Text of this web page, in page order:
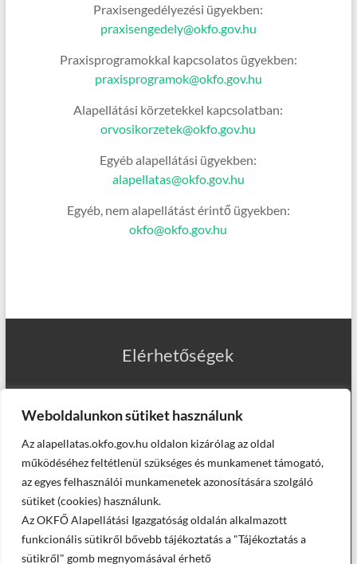
Weboldalunkon sütiket használunk
Az alapellatas.okfo.gov.hu oldalon kizárólag az oldal
működéséhez feltétlenül szükséges és munkamenet támogató,
az egyes felhasználói munkamenetek azonosítására szolgáló
sütiket (cookies) használunk.
Az OKFŐ Alapellátási Igazgatóság oldalán alkalmazott
funkcionális sütikről bővebb tájékoztatás a "Tájékoztatás a
sütikről" gomb megnyomásával érhető
Praxisengedélyezési ügyekben:
praxisengedely@okfo.gov.hu
Praxisprogramokkal kapcsolatos ügyekben:
praxisprogramok@okfo.gov.hu
Alapellátási körzetekkel kapcsolatban:
orvosikorzetek@okfo.gov.hu
Egyéb alapellátási ügyekben:
alapellatas@okfo.gov.hu
Egyéb, nem alapellátást érintő ügyekben:
okfo@okfo.gov.hu
Elérhetőségek
Munkatársaink
Helyettesítő háziorvosaink